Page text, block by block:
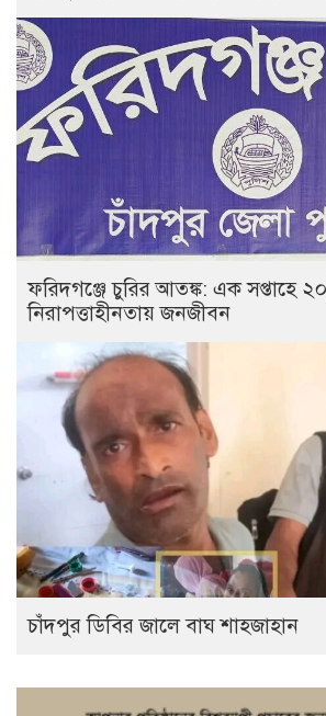
ফরিদগঞ্জে চুরির আতঙ্ক: এক সপ্তাহে
নিরাপত্তাহীনতায় জনজীবন
চাঁদপুর ডিবির জালে বাঘ শাহজাহান